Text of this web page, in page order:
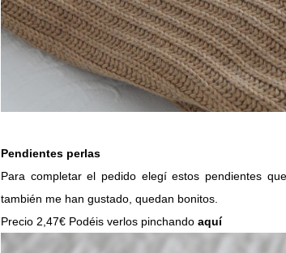
Pendientes perlas
Para completar el pedido elegí estos pendientes
también me han gustado, quedan bonitos.
Precio 2,47€ Podéis verlos pinchando aquí